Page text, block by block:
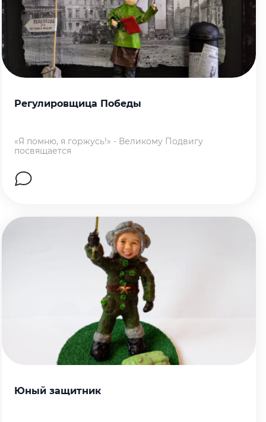
Регулировщица Победы
«Я помню, я горжусь!» - Великому Подвигу
посвящается
Юный защитник